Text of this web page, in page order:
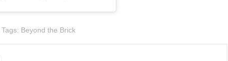
Tags: Beyond the Brick